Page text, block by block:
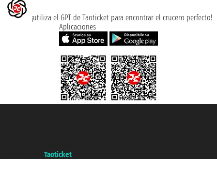
¡utiliza el GPT de Taoticket para encontrar el crucero perfecto!
Aplicaciones
Taoticket